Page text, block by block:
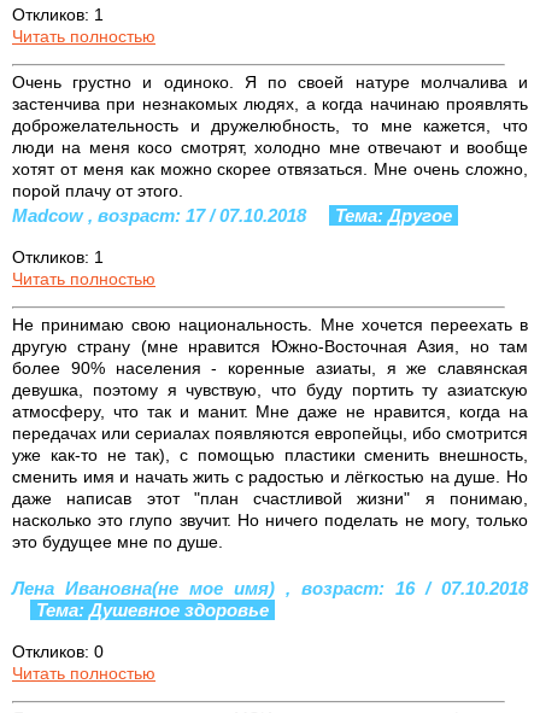
Откликов: 1
Читать полностью
Очень грустно и одиноко. Я по своей натуре молчалива и
застенчива при незнакомых людях, а когда начинаю проявлять
доброжелательность и дружелюбность, то мне кажется, что
люди на меня косо смотрят, холодно мне отвечают и вообще
хотят от меня как можно скорее отвязаться. Мне очень сложно,
порой плачу от этого.
Madcow , возраст: 17 / 07.10.2018 Тема: Другое
Откликов: 1
Читать полностью
Не принимаю свою национальность. Мне хочется переехать в
другую страну (мне нравится Южно-Восточная Азия, но там
более 90% населения - коренные азиаты, я же славянская
девушка, поэтому я чувствую, что буду портить ту азиатскую
атмосферу, что так и манит. Мне даже не нравится, когда на
передачах или сериалах появляются европейцы, ибо смотрится
уже как-то не так), с помощью пластики сменить внешность,
сменить имя и начать жить с радостью и лёгкостью на душе. Но
даже написав этот "план счастливой жизни" я понимаю,
насколько это глупо звучит. Но ничего поделать не могу, только
это будущее мне по душе.
Лена Ивановна(не мое имя) , возраст: 16 / 07.10.2018
Тема: Душевное здоровье
Откликов: 0
Читать полностью